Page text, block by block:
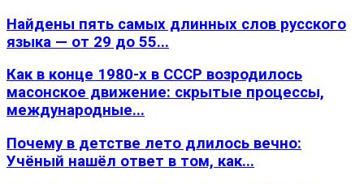
Найдены пять самых длинных слов русского
языка — от 29 до 55...
Как в конце 1980-х в СССР возродилось
масонское движение: скрытые процессы,
международные...
Почему в детстве лето длилось вечно:
Учёный нашёл ответ в том, как...